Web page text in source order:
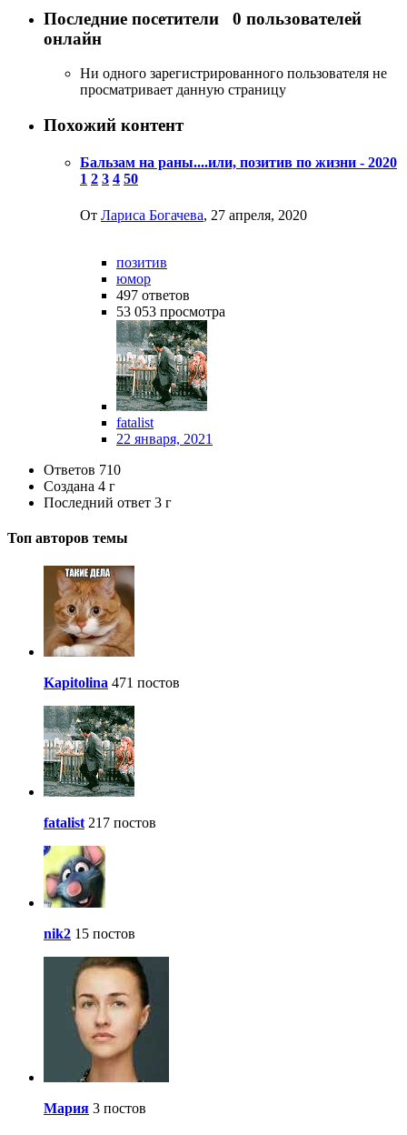
Последние посетители 0 пользователей
онлайн
Ни одного зарегистрированного пользователя не
просматривает данную страницу
Похожий контент
Бальзам на раны....или, позитив по жизни - 2020
1 2 3 4 50
От Лариса Богачева, 27 апреля, 2020
позитив
юмор
497 ответов
53 053 просмотра
fatalist
22 января, 2021
Ответов 710
Создана 4 г
Последний ответ 3 г
Топ авторов темы
Kapitolina 471 постов
fatalist 217 постов
nik2 15 постов
Мария 3 постов